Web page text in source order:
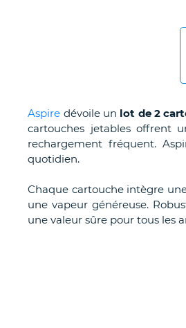
Aspire dévoile un lot de 2
cartouches jetables offrent
rechargement fréquent.
quotidien.
Chaque cartouche intègre
une vapeur généreuse.
une valeur sûre pour tous les